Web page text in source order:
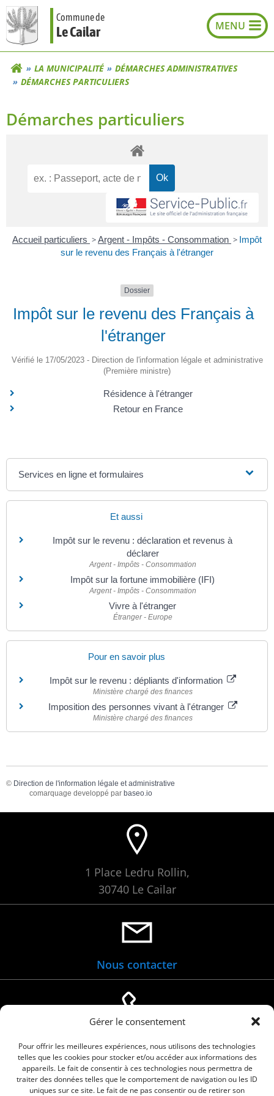
Gérer le consentement
Pour offrir les meilleures expériences, nous utilisons des technologies
telles que les cookies pour stocker et/ou accéder aux informations des
appareils. Le fait de consentir à ces technologies nous permettra de
traiter des données telles que le comportement de navigation ou les ID
uniques sur ce site. Le fait de ne pas consentir ou de retirer son
Aller
au
contenu
Commune de
Le Cailar
LA MUNICIPALITÉ
DÉMARCHES ADMINISTRATIVES
DÉMARCHES PARTICULIERS
Démarches particuliers
Accueil particuliers >Argent - Impôts - Consommation > Impôt
sur le revenu des Français à l'étranger
Dossier
Impôt sur le revenu des Français à
l'étranger
Vérifié le 17/05/2023 - Direction de l'information légale et administrative
(Première ministre)
Résidence à l'étranger
Retour en France
Services en ligne et formulaires
Et aussi
Impôt sur le revenu : déclaration et revenus à
déclarer
Argent - Impôts - Consommation
Impôt sur la fortune immobilière (IFI)
Argent - Impôts - Consommation
Vivre à l'étranger
Étranger - Europe
Pour en savoir plus
Impôt sur le revenu : dépliants d'information
Ministère chargé des finances
Imposition des personnes vivant à l'étranger
Ministère chargé des finances
© Direction de l'information légale et administrative
comarquage developpé par baseo.io
1 Place Ledru Rollin,
30740 Le Cailar
Nous contacter
04 66 88 01 05